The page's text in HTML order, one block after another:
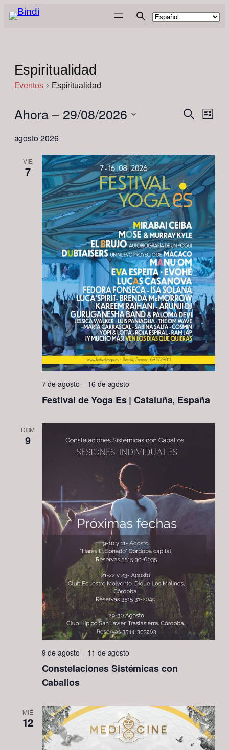
Espiritualidad
Eventos Espiritualidad
Eventos
y
vistas
de
Buscar
de
Lista
Ahora – 29/08/2026
la
agosto 2026
VIE
7
Festival de Yoga Es | Cataluña, España
7 de agosto – 16 de agosto
DOM
9
Constelaciones Sistémicas con
Caballos
9 de agosto – 11 de agosto
MIÉ
12